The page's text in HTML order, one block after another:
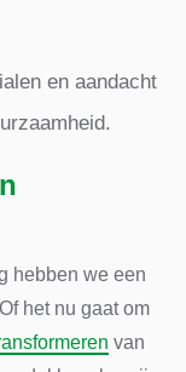
en aandacht
hebben we een
het nu gaat om
van